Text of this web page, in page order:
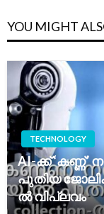
YOU MIGHT
TECHNOLOGY
AI-ക്ക്
പുതിയ
ൽ വിപ്ലവം